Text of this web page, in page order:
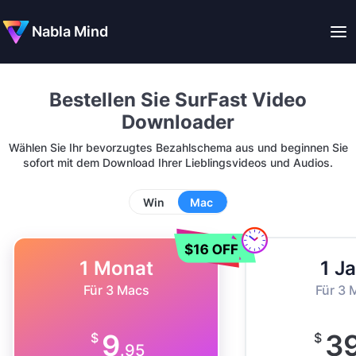
Nabla Mind
Bestellen Sie SurFast Video
Downloader
Wählen Sie Ihr bevorzugtes Bezahlschema aus und beginnen Sie
sofort mit dem Download Ihrer Lieblingsvideos und Audios.
Win Mac
1 Monat
Für 3 Macs
$ 9.95
1
Für 3
$